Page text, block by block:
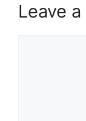
Leave